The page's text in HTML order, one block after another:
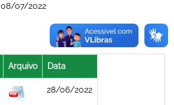
08/07/2022
Arquivo Data
28/06/2022